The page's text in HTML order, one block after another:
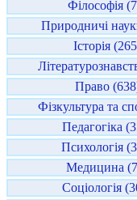
Філософія
Природничі
Історія
Право
Фізкультура та
Педагогіка
Психологія
Медицина
Соціологія